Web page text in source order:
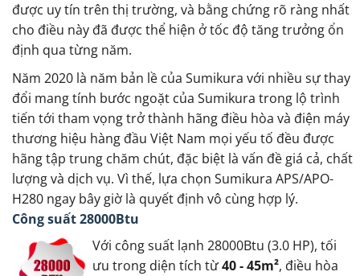
được uy tín trên thị trường, và bằng chứng rõ ràng nhất
cho điều này đã được thể hiện ở tốc độ tăng trưởng ổn
định qua từng năm.
Năm 2020 là năm bản lề của Sumikura với nhiều sự thay
đổi mang tính bước ngoặt của Sumikura trong lộ trình
tiến tới tham vọng trở thành hãng điều hòa và điện máy
thương hiệu hàng đầu Việt Nam mọi yếu tố đều được
hãng tập trung chăm chút, đặc biệt là vấn đề giá cả, chất
lượng và dịch vụ. Vì thế, lựa chọn Sumikura APS/APO-
H280 ngay bây giờ là quyết định vô cùng hợp lý.
Công suất 28000Btu
Với công suất lạnh 28000Btu (3.0 HP), tối
ưu trong diện tích từ40 - 45m², điều hòa